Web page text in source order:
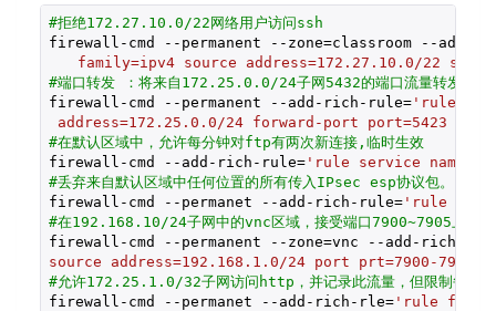
#拒绝172.27.10.0/22网络用户访问ssh
firewall-cmd --permanent --zone=classroom --add-
family=ipv4 source address=172.27.10.0/22
#端口转发 ：将来自172.25.0.0/24子网5432的端口流量转发到本
firewall-cmd --permanent --add-rich-rule='rule
address=172.25.0.0/24 forward-port port=5423
#在默认区域中，允许每分钟对ftp有两次新连接,临时生效
firewall-cmd --add-rich-rule='rule service
#丢弃来自默认区域中任何位置的所有传入IPsec esp协议包。
firewall-cmd --permanet --add-rich-rule='rule
#在192.168.10/24子网中的vnc区域，接受端口7900~7905上的所
firewall-cmd --permanent --zone=vnc --add-rich-
source address=192.168.1.0/24 port prt=7900-7905
#允许172.25.1.0/32子网访问http，并记录此流量，但限制每秒3
firewall-cmd --permanet --add-rich-rle='rule